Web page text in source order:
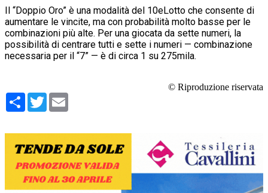
Il “Doppio Oro” è una modalità del 10eLotto che consente di
aumentare le vincite, ma con probabilità molto basse per le
combinazioni più alte. Per una giocata da sette numeri, la
possibilità di centrare tutti e sette i numeri — combinazione
necessaria per il “7” — è di circa 1 su 275mila.
© Riproduzione riservata
Condividi
Twitter